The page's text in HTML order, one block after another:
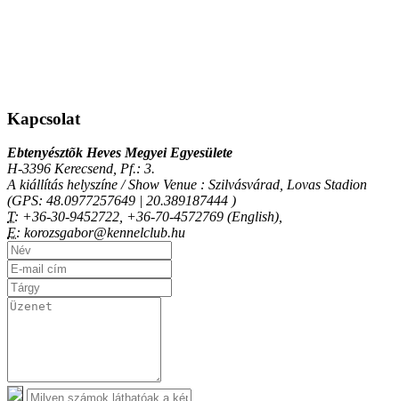
Kapcsolat
Ebtenyésztõk Heves Megyei Egyesülete
H-3396 Kerecsend, Pf.: 3.
A kiállítás helyszíne / Show Venue : Szilvásvárad, Lovas Stadion
(GPS: 48.0977257649 | 20.389187444 )
T: +36-30-9452722, +36-70-4572769 (English),
E: korozsgabor@kennelclub.hu